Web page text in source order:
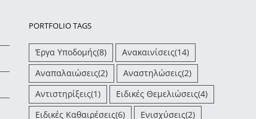
PORTFOLIO TAGS
Έργα Υποδομής(8) Ανακαινίσεις(14)
Αναπαλαιώσεις(2) Αναστηλώσεις(2)
Αντιστηρίξεις(1) Ειδικές Θεμελιώσεις(4)
Ειδικές Καθαιρέσεις(6) Ενισχύσεις(2)